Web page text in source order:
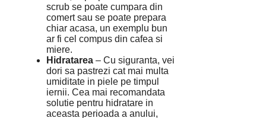
scrub se poate cumpara din
comert sau se poate prepara
chiar acasa, un exemplu bun
ar fi cel compus din cafea si
miere.
Hidratarea – Cu siguranta, vei
dori sa pastrezi cat mai multa
umiditate in piele pe timpul
iernii. Cea mai recomandata
solutie pentru hidratare in
aceasta perioada a anului,